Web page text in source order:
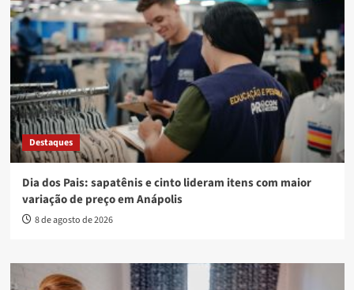
Destaques
Dia dos Pais: sapatênis e cinto lideram itens com maior
variação de preço em Anápolis
8 de agosto de 2026